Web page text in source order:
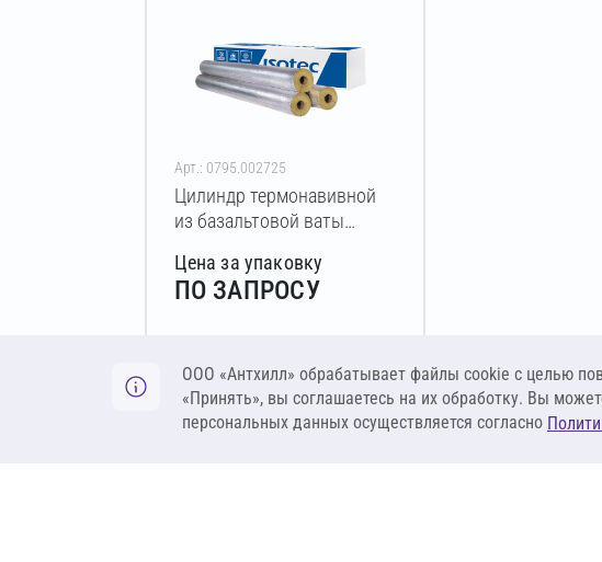
Арт.: 0795.002725
Цилиндр термонавивной
из базальтовой ваты
20х64-1200 мм
Цена за упаковку
ПО ЗАПРОСУ
Оставить заявку
ООО «Антхилл» обрабатывает файлы cookie c целью
«Принять», вы соглашаетесь на их обработку. Вы
персональных данных осуществляется согласно